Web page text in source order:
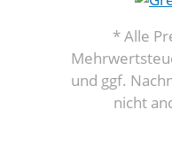
* Alle
und ggf.
nicht